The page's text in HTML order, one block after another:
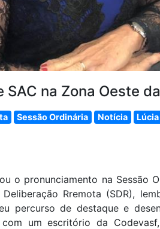
na Zona Oeste
Sessão Ordinária Notícia
o pronunciamento na Sessão
Rremota (SDR),
percurso de destaque e
um escritório da